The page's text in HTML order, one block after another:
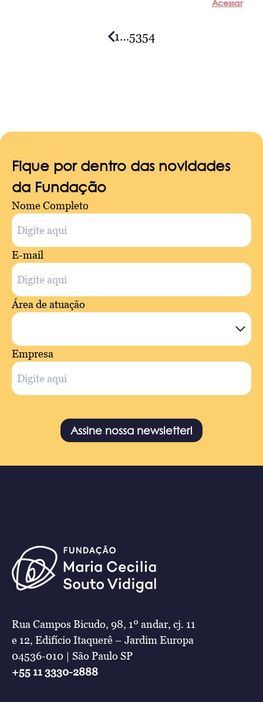
Acessar
1…5354
Fique por dentro das novidades
da Fundação
Nome Completo
E-mail
Área de atuação
Empresa
Assine nossa newsletter!
Rua Campos Bicudo, 98, 1º andar, cj. 11
e 12, Edifício Itaquerê – Jardim Europa
04536-010 | São Paulo SP
+55 11 3330-2888